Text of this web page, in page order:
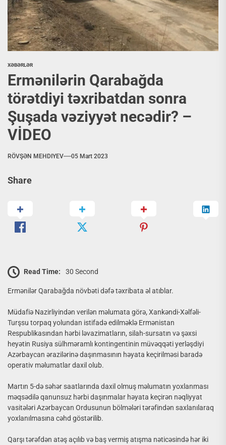
XƏBƏRLƏR
Ermənilərin Qarabağda
törətdiyi təxribatdan sonra
Şuşada vəziyyət necədir? –
VİDEO
RÖVŞƏN MEHDIYEV 05 Mart 2023
Share
Read Time: 30 Second
Ermənilər Qarabağda növbəti dəfə təxribata əl atıblar.
Müdafiə Nazirliyindən verilən məlumata görə, Xankəndi-Xəlfəli-
Turşsu torpaq yolundan istifadə edilməklə Ermənistan
Respublikasından hərbi ləvazimatların, silah-sursatın və şəxsi
heyətin Rusiya sülhməramlı kontingentinin müvəqqəti yerləşdiyi
Azərbaycan ərazilərinə daşınmasının həyata keçirilməsi baradə
operativ məlumatlar daxil olub.
Martın 5-də səhər saatlarında daxil olmuş məlumatın yoxlanması
məqsədilə qanunsuz hərbi daşınmalar həyata keçirən nəqliyyat
vasitələri Azərbaycan Ordusunun bölmələri tərəfindən saxlanılaraq
yoxlanılmasına cəhd göstərilib.
Qarşı tərəfdən atəş açılıb və baş vermiş atışma nəticəsində hər iki